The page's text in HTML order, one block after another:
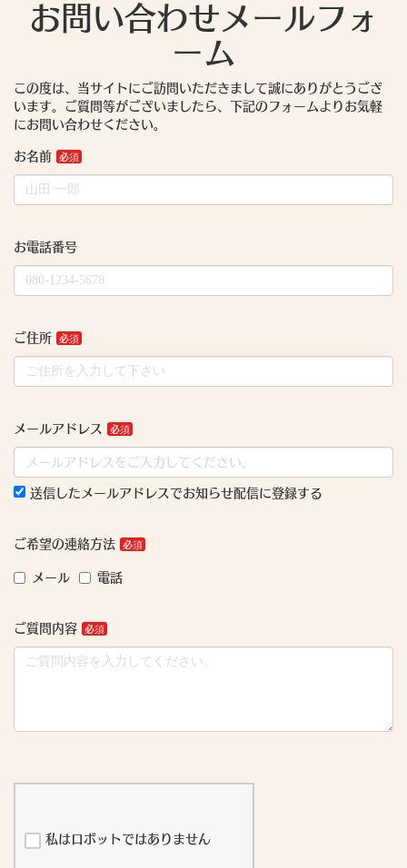
お問い合わせメールフォ
ーム
この度は、当サイトにご訪問いただきまして誠にありがとうござ
います。ご質問等がございましたら、下記のフォームよりお気軽
にお問い合わせください。
お名前
お電話番号
ご住所
メールアドレス
送信したメールアドレスでお知らせ配信に登録する
ご希望の連絡方法
メール 電話
ご質問内容
私はロボットではありません